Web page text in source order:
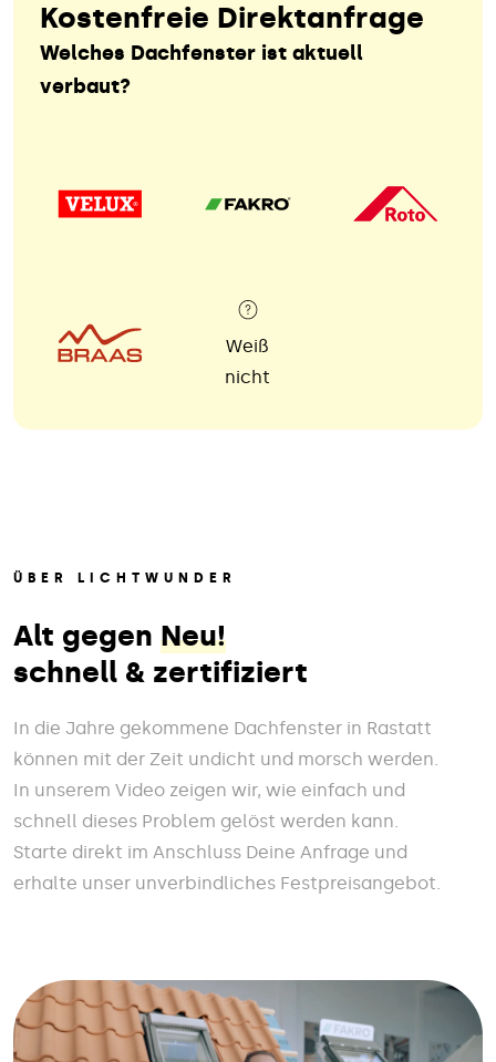
Kostenfreie Direktanfrage
Welches Dachfenster ist aktuell
verbaut?
Weiß
nicht
ÜBER LICHTWUNDER
Alt gegen Neu!
schnell & zertifiziert
In die Jahre gekommene Dachfenster in Rastatt
können mit der Zeit undicht und morsch werden.
In unserem Video zeigen wir, wie einfach und
schnell dieses Problem gelöst werden kann.
Starte direkt im Anschluss Deine Anfrage und
erhalte unser unverbindliches Festpreisangebot.